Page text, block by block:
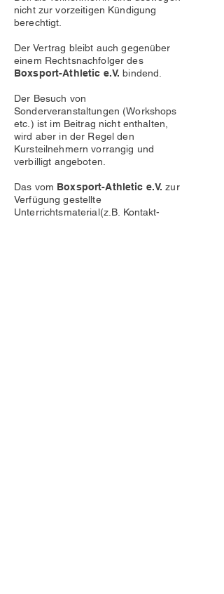
nicht zur vorzeitigen Kündigung
berechtigt.
Der Vertrag bleibt auch gegenüber
einem Rechtsnachfolger des
Boxsport-Athletic e.V. bindend.
Der Besuch von
Sonderveranstaltungen (Workshops
etc.) ist im Beitrag nicht enthalten,
wird aber in der Regel den
Kursteilnehmern vorrangig und
verbilligt angeboten.
Das vom Boxsport-Athletic e.V.zur
Verfügung gestellte
Unterrichtsmaterial(z.B. Kontakt-